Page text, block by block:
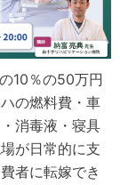
10％の50万円
の燃料費・車
消毒液・寝具
が日常的に支
者に転嫁でき